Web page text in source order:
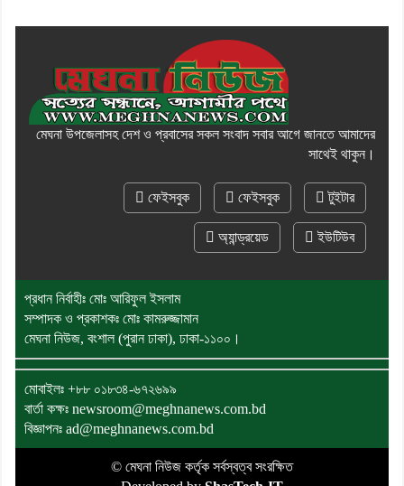
মেঘনা উপজেলাসহ দেশ ও প্রবাসের সকল সংবাদ সবার আগে জানতে আমাদের
সাথেই থাকুন।
ফেইসবুক ফেইসবুক টুইটার
অ্যান্ড্রয়েড ইউটিউব
প্রধান নির্বাহীঃ মোঃ আরিফুল ইসলাম
সম্পাদক ও প্রকাশকঃ মোঃ কামরুজ্জামান
মেঘনা নিউজ, বংশাল (পুরান ঢাকা), ঢাকা-১১০০।
মোবাইলঃ +৮৮ ০১৮৩৪-৬৭২৬৯৯
বার্তা কক্ষঃ newsroom@meghnanews.com.bd
বিজ্ঞাপনঃ ad@meghnanews.com.bd
© মেঘনা নিউজ কর্তৃক সর্বস্বত্ব সংরক্ষিত